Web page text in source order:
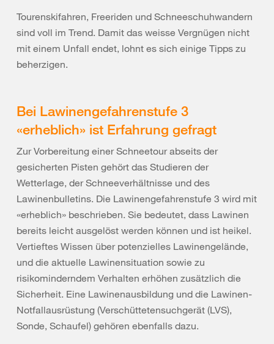
Tourenskifahren, Freeriden und Schneeschuhwandern
sind voll im Trend. Damit das weisse Vergnügen nicht
mit einem Unfall endet, lohnt es sich einige Tipps zu
beherzigen.
Bei Lawinengefahrenstufe 3
«erheblich» ist Erfahrung gefragt
Zur Vorbereitung einer Schneetour abseits der
gesicherten Pisten gehört das Studieren der
Wetterlage, der Schneeverhältnisse und des
Lawinenbulletins. Die Lawinengefahrenstufe 3 wird mit
«erheblich» beschrieben. Sie bedeutet, dass Lawinen
bereits leicht ausgelöst werden können und ist heikel.
Vertieftes Wissen über potenzielles Lawinengelände,
und die aktuelle Lawinensituation sowie zu
risikominderndem Verhalten erhöhen zusätzlich die
Sicherheit. Eine Lawinenausbildung und die Lawinen-
Notfallausrüstung (Verschüttetensuchgerät (LVS),
Sonde, Schaufel) gehören ebenfalls dazu.